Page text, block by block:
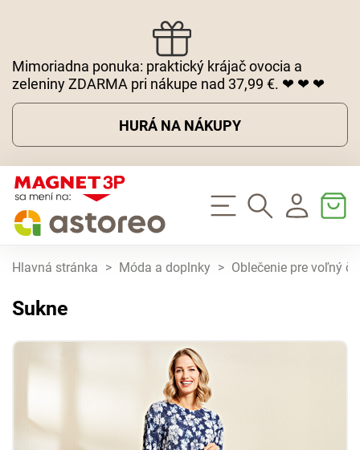
Mimoriadna ponuka: praktický krájač ovocia a
zeleniny ZDARMA pri nákupe nad 37,99 €. ❤ ❤ ❤
HURÁ NA NÁKUPY
Hlavná stránka > Móda a doplnky > Oblečenie pre voľný
Sukne